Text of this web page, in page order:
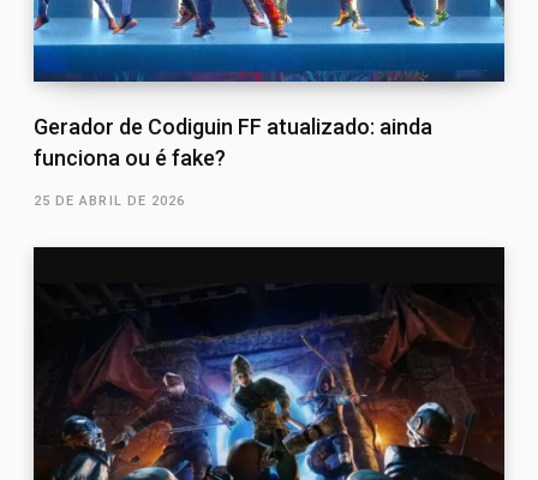
Gerador de Codiguin FF atualizado: ainda
funciona ou é fake?
25 DE ABRIL DE 2026